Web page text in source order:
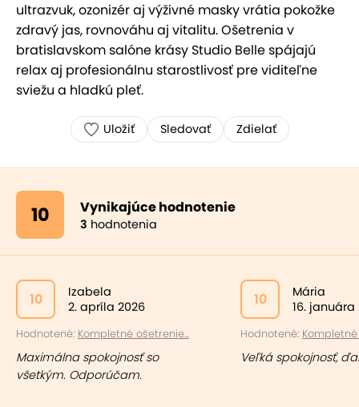
ultrazvuk, ozonizér aj výživné masky vrátia pokožke
zdravý jas, rovnováhu aj vitalitu. Ošetrenia v
bratislavskom salóne krásy Studio Belle spájajú
relax aj profesionálnu starostlivosť pre viditeľne
sviežu a hladkú pleť.
Uložiť Sledovať Zdielať
10 Vynikajúce hodnotenie
3 hodnotenia
10
Izabela
2. apríla 2026
Hodnotené: Kompletné ošetrenie...
Maximálna spokojnosť so
všetkým. Odporúčam.
10
Mária
16. januára
Hodnotené: Kompletné
Veľká spokojnosť,